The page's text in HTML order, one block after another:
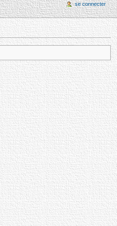
se connecter